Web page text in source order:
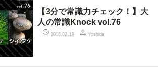
【3分で常識力チェック！】大
人の常識Knock vol.76
2018.02.19 Yoshida